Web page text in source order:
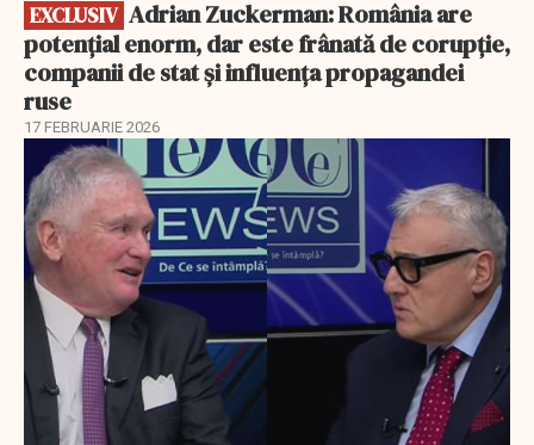
EXCLUSIV
potențial enorm, dar este frânată de corupție,
companii de stat și influența propagandei
ruse
17 FEBRUARIE 2026
EXCLUSIV